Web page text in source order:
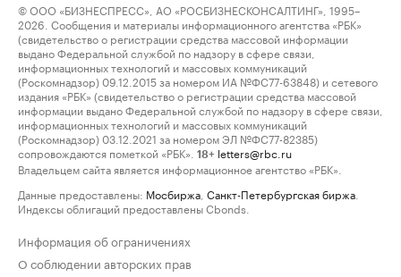
© ООО «БИЗНЕСПРЕСС», АО «РОСБИЗНЕСКОНСАЛТИНГ», 1995–
2026. Сообщения и материалы информационного агентства «РБК»
(свидетельство о регистрации средства массовой информации
выдано Федеральной службой по надзору в сфере связи,
информационных технологий и массовых коммуникаций
(Роскомнадзор) 09.12.2015 за номером ИА №ФС77-63848) и сетевого
издания «РБК» (свидетельство о регистрации средства массовой
информации выдано Федеральной службой по надзору в сфере связи,
информационных технологий и массовых коммуникаций
(Роскомнадзор) 03.12.2021 за номером ЭЛ №ФС77-82385)
сопровождаются пометкой «РБК».
18+ letters@rbc.ru
Владельцем сайта является информационное агентство «РБК».
Данные предоставлены: Мосбиржа Санкт-Петербургская биржа
Индексы облигаций предоставлены Cbonds.
Информация об ограничениях
О соблюдении авторских прав